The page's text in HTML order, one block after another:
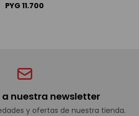
PYG 11.700
a nuestra newsletter
y ofertas de nuestra tienda.